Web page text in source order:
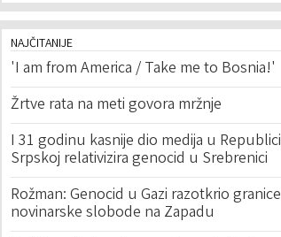
NAJČITANIJE
'I am from America / Take me to Bosnia!'
Žrtve rata na meti govora mržnje
I 31 godinu kasnije dio medija u Republici
Srpskoj relativizira genocid u Srebrenici
Rožman: Genocid u Gazi razotkrio granice
novinarske slobode na Zapadu